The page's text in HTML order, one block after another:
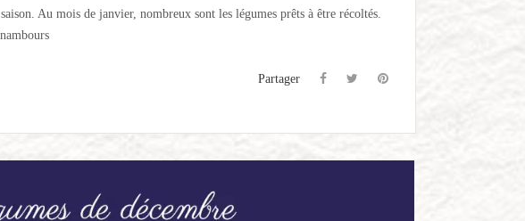
Au mois de janvier, nombreux sont les légumes prêts à être récoltés.
Partager